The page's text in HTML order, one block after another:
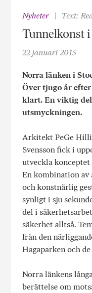
Nyheter Text:
Tunnelkonst
22 januari 2015
Norra länken i
Över tjugo år
klart. En viktig
utsmyckningen.
Arkitekt PeGe
Svensson fick i
utveckla
En kombination
och konstnärlig
synligt i sju
del i
säkerhet alltså.
från den
Hagaparken och
Norra länkens
berättelse om